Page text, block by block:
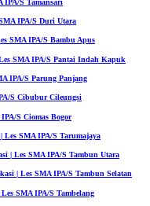
IPA/S Tamansari
IPA/S Duri Utara
SMA IPA/S Bambu Apus
SMA IPA/S Pantai Indah Kapuk
IPA/S Parung Panjang
S Cibubur Cileungsi
S Ciomas Bogor
Les SMA IPA/S Tarumajaya
| Les SMA IPA/S Tambun Utara
| Les SMA IPA/S Tambun Selatan
SMA IPA/S Tambelang